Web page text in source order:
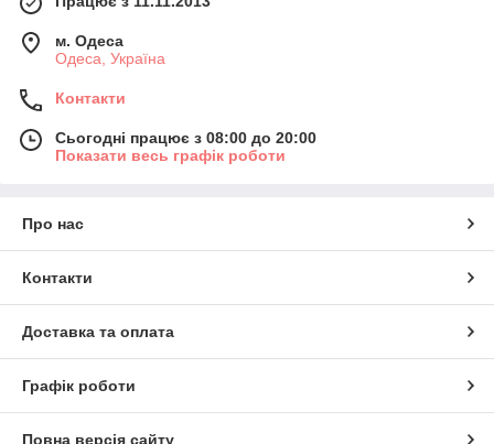
м. Одеса
Одеса, Україна
Контакти
Сьогодні працює з 08:00 до 20:00
Показати весь графік роботи
Про нас
Контакти
Доставка та оплата
Графік роботи
Повна версія сайту